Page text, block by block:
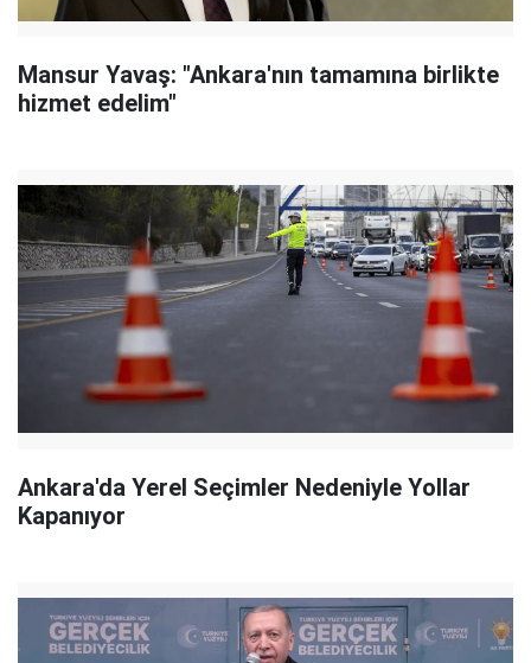
Mansur Yavaş: "Ankara'nın tamamına birlikte
hizmet edelim"
Ankara'da Yerel Seçimler Nedeniyle Yollar
Kapanıyor